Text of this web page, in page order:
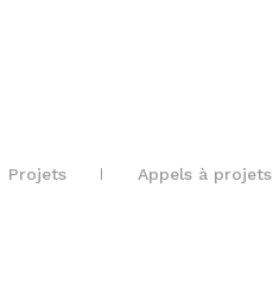
Projets Appels à projets